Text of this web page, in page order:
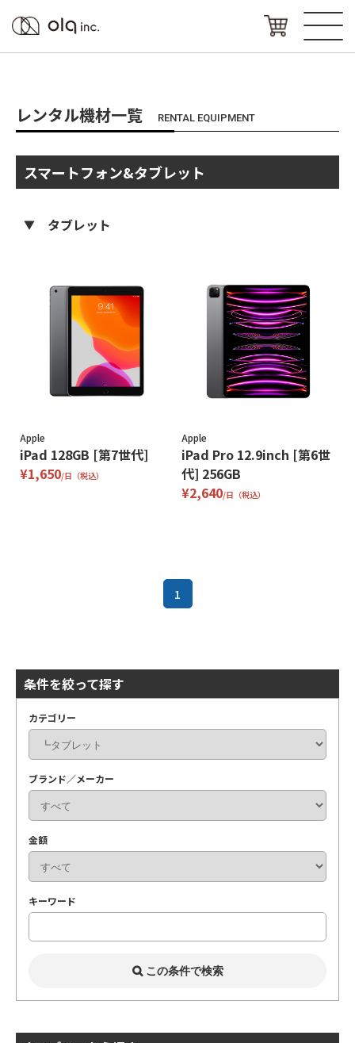
レンタル機材一覧 RENTAL EQUIPMENT
スマートフォン&タブレット
タブレット
Apple
iPad 128GB [第7世代]
¥1,650/日（税込）
Apple
iPad Pro 12.9inch [第6世
代] 256GB
¥2,640/日（税込）
1
条件を絞って探す
カテゴリー
ブランド／メーカー
金額
キーワード